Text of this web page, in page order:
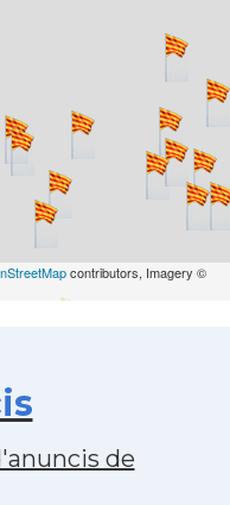
contributors, Imagery ©
de